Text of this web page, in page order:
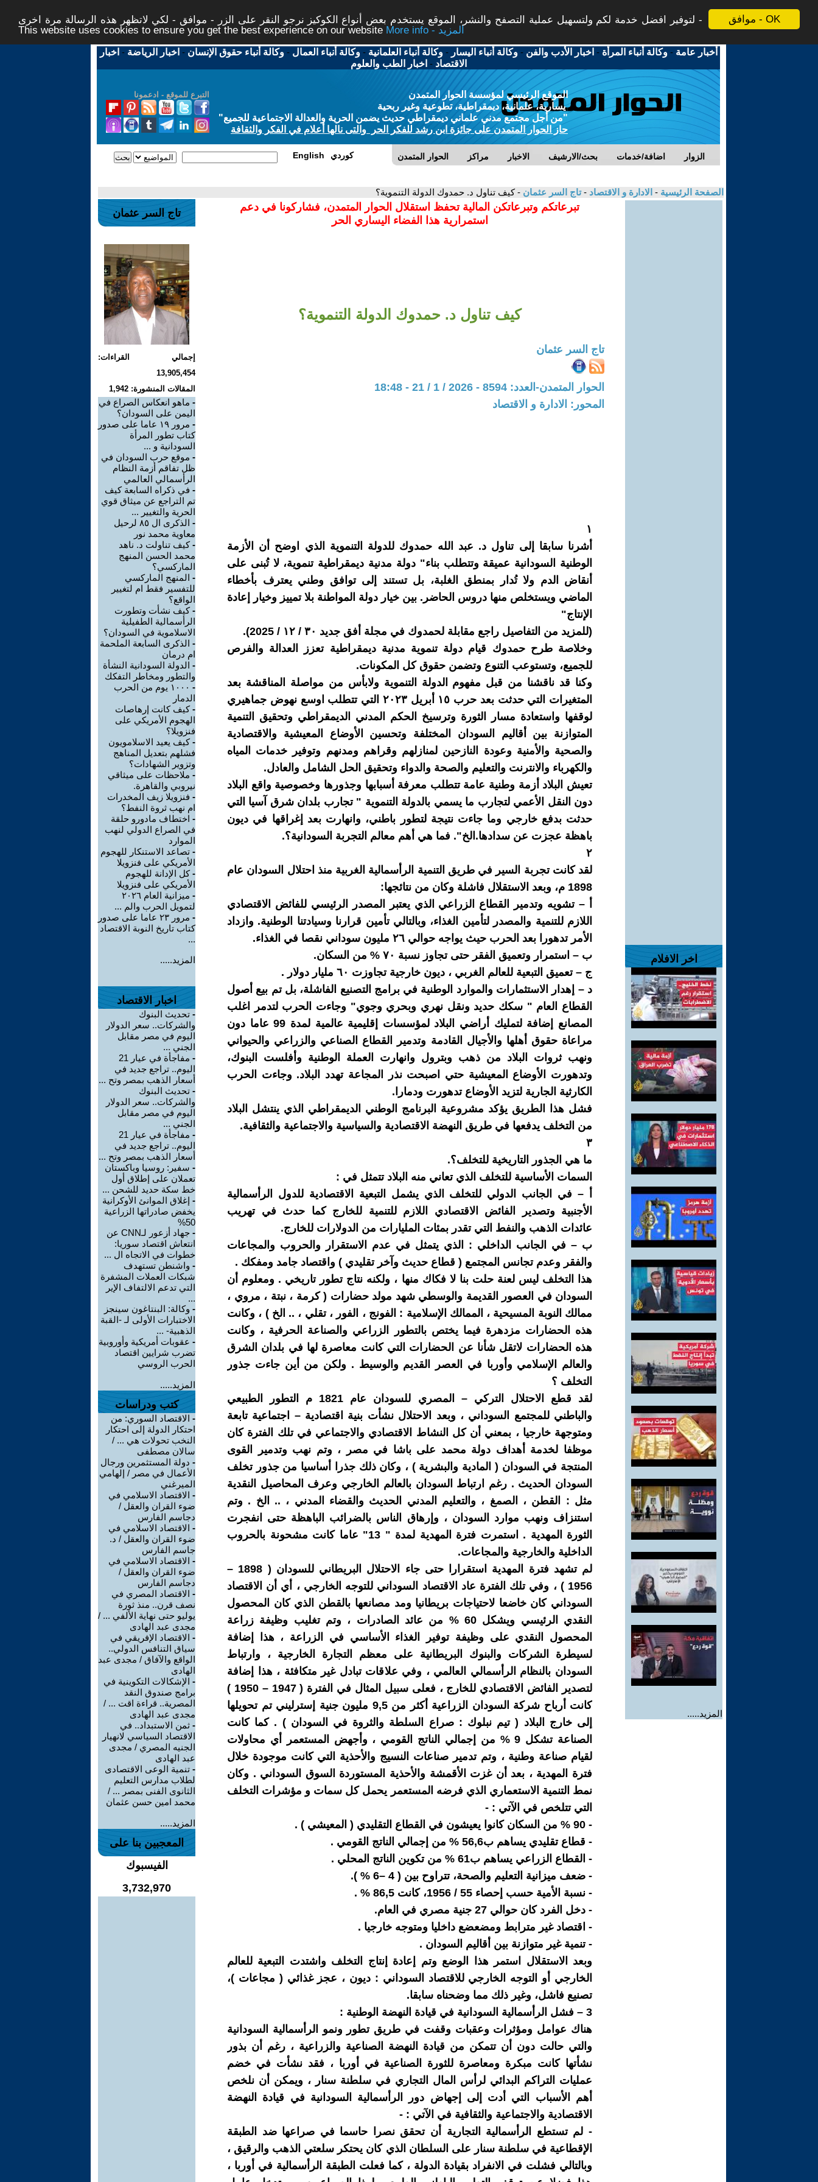
موافق - OK
لتوفير افضل خدمة لكم ولتسهيل عملية التصفح والنشر، الموقع يستخدم بعض أنواع الكوكيز نرجو النقر على الزر - موافق - لكي لاتظهر هذه الرسالة مرة اخرى -
This website uses cookies to ensure you get the best experience on our website
More info - المزيد
أخبار عامة -وكالة أنباء المرأة - اخبار الأدب والفن -وكالة أنباء اليسار -وكالة أنباء العلمانية -وكالة أنباء العمال -وكالة أنباء حقوق الإنسان - اخبار الرياضة - اخبار
الاقتصاد - اخبار الطب والعلوم
التبرع للموقع - ادعمونا
الموقع الرئيسي لمؤسسة الحوار المتمدن
يسارية، علمانية، ديمقراطية، تطوعية وغير ربحية
"من أجل مجتمع مدني علماني ديمقراطي حديث يضمن الحرية والعدالة الاجتماعية للجميع"
حاز الحوار المتمدن على جائزة ابن رشد للفكر الحر والتى نالها أعلام في الفكر والثقافة
الحوار المتمدن مراكز الاخبار بحث/الارشيف اضافة/خدمات الزوار English كوردي
الصفحة الرئيسية - الادارة و الاقتصاد -تاج السر عثمان - كيف تناول د. حمدوك الدولة التنموية؟
اخر الافلام
المزيد.....
تبرعاتكم وتبرعاتكن المالية تحفظ استقلال الحوار المتمدن، فشاركونا في دعم
استمرارية هذا الفضاء اليساري الحر
كيف تناول د. حمدوك الدولة التنموية؟
تاج السر عثمان
الحوار المتمدن-العدد: 8594 - 2026 / 1 / 21 - 18:48
المحور: الادارة و الاقتصاد
١
أشرنا سابقا إلى تناول د. عبد الله حمدوك للدولة التنموية الذي اوضح أن الأزمة
الوطنية السودانية عميقة وتتطلب بناء" دولة مدنية ديمقراطية تنموية، لا تُبنى على
أنقاض الدم ولا تُدار بمنطق الغلبة، بل تستند إلى توافق وطني يعترف بأخطاء
الماضي ويستخلص منها دروس الحاضر. بين خيار دولة المواطنة بلا تمييز وخيار إعادة
الإنتاج"
(للمزيد من التفاصيل راجع مقابلة لحمدوك في مجلة أفق جديد ٣٠ / ١٢ / 2025).
وخلاصة طرح حمدوك قيام دولة تنموية مدنية ديمقراطية تعزز العدالة والفرص
للجميع، وتستوعب التنوع وتضمن حقوق كل المكونات.
وكنا قد ناقشنا من قبل مفهوم الدولة التنموية ولابأس من مواصلة المناقشة بعد
المتغيرات التي حدثت بعد حرب ١٥ أبريل ٢٠٢٣ التي تتطلب اوسع نهوض جماهيري
لوقفها واستعادة مسار الثورة وترسيخ الحكم المدني الديمقراطي وتحقيق التنمية
المتوازنة بين أقاليم السودان المختلفة وتحسين الأوضاع المعيشية والاقتصادية
والصحية والأمنية وعودة النازحين لمنازلهم وقراهم ومدنهم وتوفير خدمات المياه
والكهرباء والانترنت والتعليم والصحة والدواء وتحقيق الحل الشامل والعادل.
تعيش البلاد أزمة وطنية عامة تتطلب معرفة أسبابها وجذورها وخصوصية واقع البلاد
دون النقل الأعمي لتجارب ما يسمي بالدولة التنموية " تجارب بلدان شرق آسيا التي
حدثت بدفع خارجي وما جاءت نتيجة لتطور باطني، وانهارت بعد إغراقها في ديون
باهظة عجزت عن سدادها.الخ". فما هي أهم معالم التجربة السودانية؟.
٢
لقد كانت تجربة السير في طريق التنمية الرأسمالية الغربية منذ احتلال السودان عام
1898 م، وبعد الاستقلال فاشلة وكان من نتائجها:
أ – تشويه وتدمير القطاع الزراعي الذي يعتبر المصدر الرئيسي للفائض الاقتصادي
اللازم للتنمية والمصدر لتأمين الغذاء، وبالتالي تأمين قرارنا وسيادتنا الوطنية. وازداد
الأمر تدهورا بعد الحرب حيث يواجه حوالي ٢٦ مليون سوداني نقصا في الغذاء.
ب – استمرار وتعميق الفقر حتى تجاوز نسبة ٧٠ % من السكان.
ج – تعميق التبعية للعالم الغربي ، ديون خارجية تجاوزت ٦٠ مليار دولار .
د – إهدار الاستثمارات والموارد الوطنية في برامج التصنيع الفاشلة، بل تم بيع أصول
القطاع العام " سكك حديد ونقل نهري وبحري وجوي" وجاءت الحرب لتدمر اغلب
المصانع إضافة لتمليك أراضي البلاد لمؤسسات إقليمية عالمية لمدة 99 عاما دون
مراعاة حقوق أهلها والأجيال القادمة وتدمير القطاع الصناعي والزراعي والحيواني
ونهب ثروات البلاد من ذهب وبترول وانهارت العملة الوطنية وأفلست البنوك،
وتدهورت الأوضاع المعيشية حتي اصبحت نذر المجاعة تهدد البلاد. وجاءت الحرب
الكارثية الجارية لتزيد الأوضاع تدهورت ودمارا.
فشل هذا الطريق يؤكد مشروعية البرنامج الوطني الديمقراطي الذي ينتشل البلاد
من التخلف يدفعها في طريق النهضة الاقتصادية والسياسية والاجتماعية والثقافية.
٣
ما هي الجذور التاريخية للتخلف؟.
السمات الأساسية للتخلف الذي تعاني منه البلاد تتمثل في :
أ – في الجانب الدولي للتخلف الذي يشمل التبعية الاقتصادية للدول الرأسمالية
الأجنبية وتصدير الفائض الاقتصادي اللازم للتنمية للخارج كما حدث في تهريب
عائدات الذهب والنفط التي تقدر بمئات المليارات من الدولارات للخارج.
ب – في الجانب الداخلي : الذي يتمثل في عدم الاستقرار والحروب والمجاعات
والفقر وعدم تجانس المجتمع ( قطاع حديث وآخر تقليدي ) واقتصاد جامد ومفكك .
هذا التخلف ليس لعنة حلت بنا لا فكاك منها ، ولكنه نتاج تطور تاريخي . ومعلوم أن
السودان في العصور القديمة والوسطي شهد مولد حضارات ( كرمة ، نبتة ، مروي ،
ممالك النوبة المسيحية ، الممالك الإسلامية : الفونج ، الفور ، تقلي ، .. الخ ) ، وكانت
هذه الحضارات مزدهرة فيما يختص بالتطور الزراعي والصناعة الحرفية ، وكانت
هذه الحضارات لاتقل شأنا عن الحضارات التي كانت معاصرة لها في بلدان الشرق
والعالم الإسلامي وأوربا في العصر القديم والوسيط . ولكن من أين جاءت جذور
التخلف ؟
لقد قطع الاحتلال التركي – المصري للسودان عام 1821 م التطور الطبيعي
والباطني للمجتمع السوداني ، وبعد الاحتلال نشأت بنية اقتصادية – اجتماعية تابعة
ومتوجهة خارجيا ، بمعني أن كل النشاط الاقتصادي والاجتماعي في تلك الفترة كان
موظفا لخدمة أهداف دولة محمد على باشا في مصر ، وتم نهب وتدمير القوى
المنتجة في السودان ( المادية والبشرية ) ، وكان ذلك جذرا أساسيا من جذور تخلف
السودان الحديث . رغم ارتباط السودان بالعالم الخارجي وعرف المحاصيل النقدية
مثل : القطن ، الصمغ ، والتعليم المدني الحديث والقضاء المدني ، .. الخ . وتم
استنزاف ونهب موارد السودان ، وإرهاق الناس بالضرائب الباهظة حتى انفجرت
الثورة المهدية . استمرت فترة المهدية لمدة " 13" عاما كانت مشحونة بالحروب
الداخلية والخارجية والمجاعات.
لم تشهد فترة المهدية استقرارا حتى جاء الاحتلال البريطاني للسودان ( 1898 –
1956 ) ، وفي تلك الفترة عاد الاقتصاد السوداني للتوجه الخارجي ، أي أن الاقتصاد
السوداني كان خاضعا لاحتياجات بريطانيا ومد مصانعها بالقطن الذي كان المحصول
النقدي الرئيسي ويشكل 60 % من عائد الصادرات ، وتم تغليب وظيفة زراعة
المحصول النقدي على وظيفة توفير الغذاء الأساسي في الزراعة ، هذا إضافة
لسيطرة الشركات والبنوك البريطانية على معظم التجارة الخارجية ، وارتباط
السودان بالنظام الرأسمالي العالمي ، وفي علاقات تبادل غير متكافئة ، هذا إضافة
لتصدير الفائض الاقتصادي للخارج ، فعلى سبيل المثال في الفترة ( 1947 – 1950 )
كانت أرباح شركة السودان الزراعية أكثر من 9,5 مليون جنية إسترليني تم تحويلها
إلى خارج البلاد ( تيم نبلوك : صراع السلطة والثروة في السودان ) . كما كانت
الصناعة تشكل 9 % من إجمالي الناتج القومي ، وأجهض المستعمر أي محاولات
لقيام صناعة وطنية ، وتم تدمير صناعات النسيج والأحذية التي كانت موجودة خلال
فترة المهدية ، بعد أن غزت الأقمشة والأحذية المستوردة السوق السوداني . وكان
نمط التنمية الاستعماري الذي فرضه المستعمر يحمل كل سمات و مؤشرات التخلف
التي تتلخص في الآتي : -
- 90 % من السكان كانوا يعيشون في القطاع التقليدي ( المعيشي ) .
- قطاع تقليدي يساهم ب56,6 % من إجمالي الناتج القومي .
- القطاع الزراعي يساهم ب61 % من تكوين الناتج المحلي .
- ضعف ميزانية التعليم والصحة، تتراوح بين ( 4 –6 % ).
- نسبة الأمية حسب إحصاء 55 / 1956، كانت 86,5 % .
- دخل الفرد كان حوالي 27 جنية مصري في العام.
- اقتصاد غير مترابط ومضعضع داخليا ومتوجه خارجيا .
- تنمية غير متوازنة بين أقاليم السودان .
وبعد الاستقلال استمر هذا الوضع وتم إعادة إنتاج التخلف واشتدت التبعية للعالم
الخارجي أو التوجه الخارجي للاقتصاد السوداني : ديون ، عجز غذائي ( مجاعات )،
تصنيع فاشل، وغير ذلك مما وضحناه سابقا.
3 – فشل الرأسمالية السودانية في قيادة النهضة الوطنية :
هناك عوامل ومؤثرات وعقبات وقفت في طريق تطور ونمو الرأسمالية السودانية
والتي حالت دون أن تتمكن من قيادة النهضة الصناعية والزراعية ، رغم أن بذور
نشأتها كانت مبكرة ومعاصرة للثورة الصناعية في أوربا ، فقد نشأت في خضم
عمليات التراكم البدائي لرأس المال التجاري في سلطنة سنار ، ويمكن أن نلخص
أهم الأسباب التي أدت إلى إجهاض دور الرأسمالية السودانية في قيادة النهضة
الاقتصادية والاجتماعية والثقافية في الآتي : -
- لم تستطع الرأسمالية التجارية أن تحقق نصرا حاسما في صراعها ضد الطبقة
الإقطاعية في سلطنة سنار على السلطان الذي كان يحتكر سلعتي الذهب والرقيق ،
وبالتالي فشلت في الانفراد بقيادة الدولة ، كما فعلت الطبقة الرأسمالية في أوربا ،
تاج السر عثمان
إجمالي القراءات:
13,905,454
المقالات المنشورة: 1,942
- ماهو انعكاس الصراع في
اليمن على السودان؟
-
مرور ١٩ عاما على صدور
كتاب تطور المرأة
السودانية و ...
- موقع حرب السودان في
ظل تفاقم أزمة النظام
الرأسمالي العالمي
- في ذكراه السابعة كيف
تم التراجع عن ميثاق قوي
الحرية والتغيير ...
-
الذكرى ال ٨٥ لرحيل
معاوية محمد نور
-كيف تناولت د. ناهد
محمد الحسن المنهج
الماركسي؟
- المنهج الماركسي
للتفسير فقط ام لتغيير
الواقع؟
-كيف نشأت وتطورت
الرأسمالية الطفيلية
الاسلاموية في السودان؟
- الذكرى السابعة الملحمة
ام درمان
- الدولة السودانية النشأة
والتطور ومخاطر التفكك
-
١٠٠٠ يوم من الحرب
الدمار
-كيف كانت إرهاصات
الهجوم الأمريكي على
فنزويلا؟
-كيف يعيد الاسلامويون
فشلهم بتعديل المناهج
وتزوير الشهادات؟
- ملاحظات على ميثاقي
نيروبي والقاهرة.
- فنزويلا زيف المخدرات
ام نهب ثروة النفط؟
- اختطاف مادورو حلقة
في الصراع الدولي لنهب
الموارد
- تصاعد الاستنكار للهجوم
الأمريكي على فنزويلا
-كل الإدانة للهجوم
الأمريكي على فنزويلا
-
ميزانية العام ٢٠٢٦
لتمويل الحرب والم ...
-
مرور ٢٣ عاما على صدور
كتاب تاريخ النوبة الاقتصاد
...
المزيد.....
اخبار الاقتصاد
- تحديث البنوك
والشركات.. سعر الدولار
اليوم في مصر مقابل
الجني ...
-
مفاجأة في عيار 21
اليوم.. تراجع جديد في
أسعار الذهب بمصر وتح ...
- تحديث البنوك
والشركات.. سعر الدولار
اليوم في مصر مقابل
الجني ...
-
مفاجأة في عيار 21
اليوم.. تراجع جديد في
أسعار الذهب بمصر وتح ...
- سفير: روسيا وباكستان
تعملان على إطلاق أول
خط سكة حديد للشحن ...
- إغلاق الموانئ الأوكرانية
يخفض صادراتها الزراعية
50%
-
جهاد أزعور لـCNN عن
انتعاش اقتصاد سوريا:
خطوات في الاتجاه ال ...
- واشنطن تستهدف
شبكات العملات المشفرة
التي تدعم الالتفاف الإير
...
- وكالة: البنتاغون سينجز
الاختبارات الأولى لـ -القبة
الذهبية- ...
- عقوبات أمريكية وأوروبية
تضرب شرايين اقتصاد
الحرب الروسي
المزيد.....
كتب ودراسات
- الاقتصاد السوري: من
احتكار الدولة إلى احتكار
النخب تحولات هي ... /
سالان مصطفى
- دولة المستثمرين ورجال
الأعمال في مصر / إلهامي
الميرغني
- الاقتصاد الاسلامي في
ضوء القران والعقل /
دجاسم الفارس
- الاقتصاد الاسلامي في
ضوء القران والعقل / د.
جاسم الفارس
- الاقتصاد الاسلامي في
ضوء القران والعقل /
دجاسم الفارس
- الاقتصاد المصري في
نصف قرن.. منذ ثورة
يوليو حتى نهاية الألفي ... /
مجدى عبد الهادى
- الاقتصاد الإفريقي في
سياق التنافس الدولي..
الواقع والآفاق / مجدى عبد
الهادى
- الإشكالات التكوينية في
برامج صندوق النقد
المصرية.. قراءة اقت ... /
مجدى عبد الهادى
- ثمن الاستبداد.. في
الاقتصاد السياسي لانهيار
الجنيه المصري / مجدى
عبد الهادى
- تنمية الوعى الاقتصادى
لطلاب مدارس التعليم
الثانوى الفنى بمصر ... /
محمد امين حسن عثمان
المزيد.....
المعجبين بنا على
الفيسبوك
3,732,970